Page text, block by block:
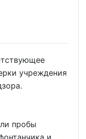
учреждения
пробы